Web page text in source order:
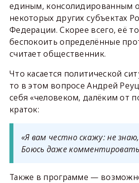
единым, консолидированным
некоторых других субъектах
Федерации. Скорее всего, её
беспокоить определённые
считает общественник.
Что касается политической
то в этом вопросе Андрей
себя «человеком, далёким от
краток:
«Я вам честно скажу: не
Боюсь даже
Также в программе —